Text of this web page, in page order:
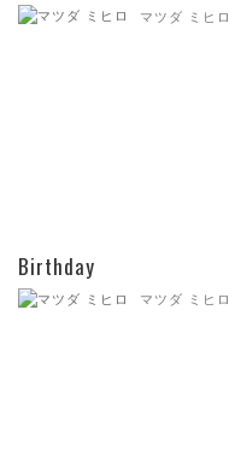
マツダ ミヒロ
Birthday
マツダ ミヒロ